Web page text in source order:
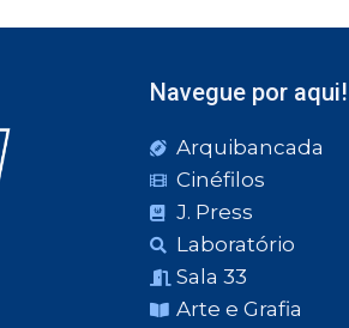
Navegue por aqui!
Arquibancada
Cinéfilos
J. Press
Laboratório
Sala 33
Arte e Grafia